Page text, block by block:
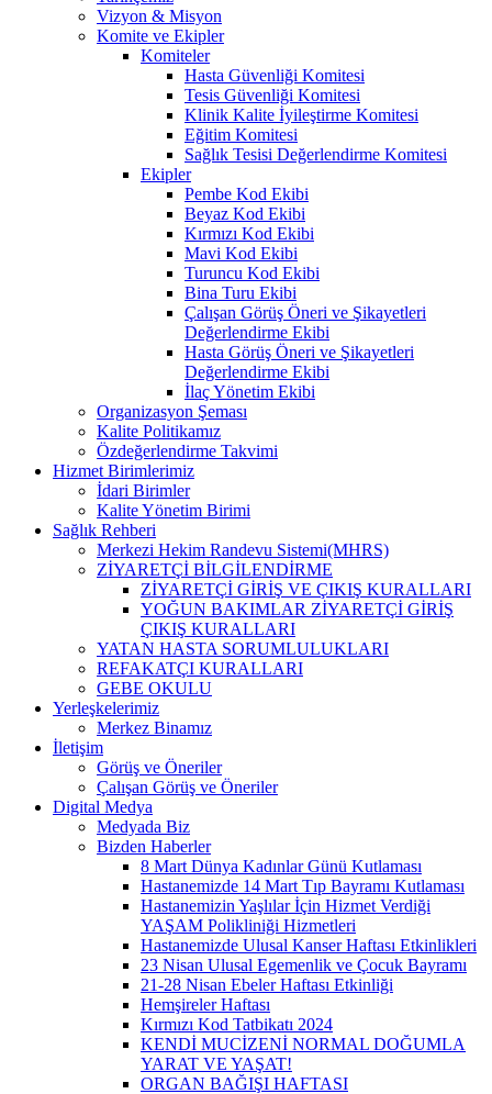
Vizyon & Misyon
Komite ve Ekipler
Komiteler
Hasta Güvenliği Komitesi
Tesis Güvenliği Komitesi
Klinik Kalite İyileştirme Komitesi
Eğitim Komitesi
Sağlık Tesisi Değerlendirme Komitesi
Ekipler
Pembe Kod Ekibi
Beyaz Kod Ekibi
Kırmızı Kod Ekibi
Mavi Kod Ekibi
Turuncu Kod Ekibi
Bina Turu Ekibi
Çalışan Görüş Öneri ve Şikayetleri
Değerlendirme Ekibi
Hasta Görüş Öneri ve Şikayetleri
Değerlendirme Ekibi
İlaç Yönetim Ekibi
Organizasyon Şeması
Kalite Politikamız
Özdeğerlendirme Takvimi
Hizmet Birimlerimiz
İdari Birimler
Kalite Yönetim Birimi
Sağlık Rehberi
Merkezi Hekim Randevu Sistemi(MHRS)
ZİYARETÇİ BİLGİLENDİRME
ZİYARETÇİ GİRİŞ VE ÇIKIŞ KURALLARI
YOĞUN BAKIMLAR ZİYARETÇİ GİRİŞ
ÇIKIŞ KURALLARI
YATAN HASTA SORUMLULUKLARI
REFAKATÇI KURALLARI
GEBE OKULU
Yerleşkelerimiz
Merkez Binamız
İletişim
Görüş ve Öneriler
Çalışan Görüş ve Öneriler
Digital Medya
Medyada Biz
Bizden Haberler
8 Mart Dünya Kadınlar Günü Kutlaması
Hastanemizde 14 Mart Tıp Bayramı Kutlaması
Hastanemizin Yaşlılar İçin Hizmet Verdiği
YAŞAM Polikliniği Hizmetleri
Hastanemizde Ulusal Kanser Haftası Etkinlikleri
23 Nisan Ulusal Egemenlik ve Çocuk Bayramı
21-28 Nisan Ebeler Haftası Etkinliği
Hemşireler Haftası
Kırmızı Kod Tatbikatı 2024
KENDİ MUCİZENİ NORMAL DOĞUMLA
YARAT VE YAŞAT!
ORGAN BAĞIŞI HAFTASI